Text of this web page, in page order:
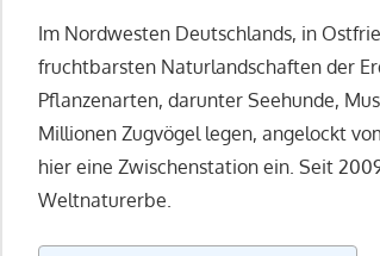
Im Nordwesten Deutschlands, in
fruchtbarsten Naturlandschaften der
Pflanzenarten, darunter Seehunde,
Millionen Zugvögel legen, angelockt
hier eine Zwischenstation ein. Seit
Weltnaturerbe.